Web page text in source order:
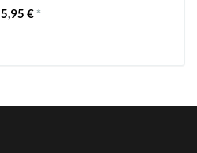
5,95 € *